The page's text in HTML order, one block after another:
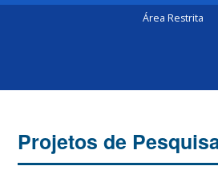
Área Restrita
Projetos de